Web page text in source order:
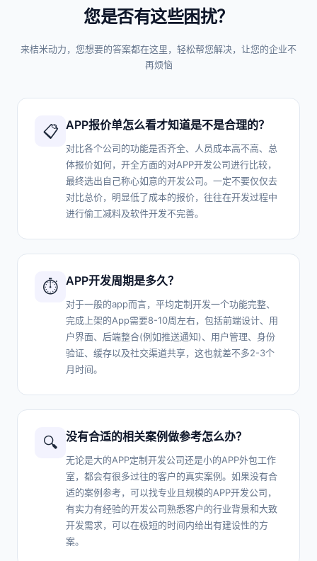
您是否有这些困扰？
来桔米动力，您想要的答案都在这里，轻松帮您解决，让您的企业不
再烦恼
📋 APP报价单怎么看才知道是不是合理的？
对比各个公司的功能是否齐全、人员成本高不高、总
体报价如何，开全方面的对APP开发公司进行比较，
最终选出自己称心如意的开发公司。一定不要仅仅去
对比总价，明显低了成本的报价，往往在开发过程中
进行偷工减料及软件开发不完善。
⏱️ APP开发周期是多久？
对于一般的app而言，平均定制开发一个功能完整、
完成上架的App需要8-10周左右，包括前端设计、用
户界面、后端整合(例如推送通知)、用户管理、身份
验证、缓存以及社交渠道共享，这也就差不多2-3个
月时间。
🔍 没有合适的相关案例做参考怎么办？
无论是大的APP定制开发公司还是小的APP外包工作
室，都会有很多过往的客户的真实案例。如果没有合
适的案例参考，可以找专业且规模的APP开发公司，
有实力有经验的开发公司熟悉客户的行业背景和大致
开发需求，可以在极短的时间内给出有建设性的方
案。